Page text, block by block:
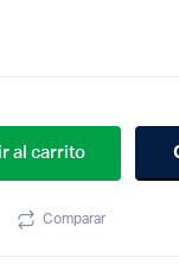
al carrito
Comparar